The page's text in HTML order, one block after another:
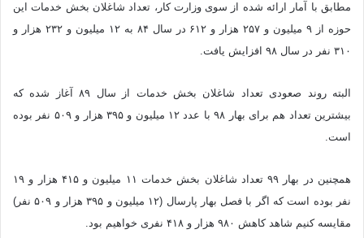
مطابق با آمار ارائه شده از سوی وزارت کار، تعداد شاغلان بخش خدمات این
حوزه از ۹ میلیون و ۲۵۷ هزار و ۶۱۲ در سال ۸۴ به ۱۲ میلیون و ۲۳۲ هزار و
۳۱۰ نفر در سال ۹۸ افزایش یافت.
البته روند صعودی تعداد شاغلان بخش خدمات از سال ۸۹ آغاز شده که
بیشترین تعداد هم برای بهار ۹۸ با عدد ۱۲ میلیون و ۳۹۵ هزار و ۵۰۹ نفر بوده
است.
همچنین در بهار ۹۹ تعداد شاغلان بخش خدمات ۱۱ میلیون و ۴۱۵ هزار و ۱۹
نفر بوده است که اگر با فصل بهار پارسال (۱۲ میلیون و ۳۹۵ هزار و ۵۰۹ نفر)
مقایسه کنیم شاهد کاهش ۹۸۰ هزار و ۴۱۸ نفری خواهیم بود.